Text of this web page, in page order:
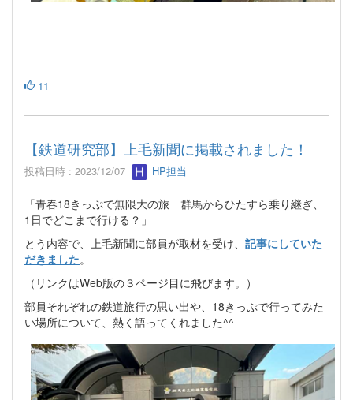
11
【鉄道研究部】上毛新聞に掲載されました！
投稿日時 : 2023/12/07 HP担当
「青春18きっぷで無限大の旅 群馬からひたすら乗り継ぎ、
1日でどこまで行ける？」
とう内容で、上毛新聞に部員が取材を受け、 記事にしていた
だきました。
（リンクはWeb版の３ページ目に飛びます。）
部員それぞれの鉄道旅行の思い出や、18きっぷで行ってみた
い場所について、熱く語ってくれました^^